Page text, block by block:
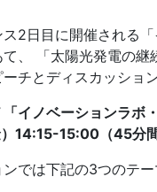
ス2日目に開催される
て、 「太陽光発電の
チとディスカッショ
イノベーションラボ
14:15-15:00（45分間
ンでは下記の3つのテ